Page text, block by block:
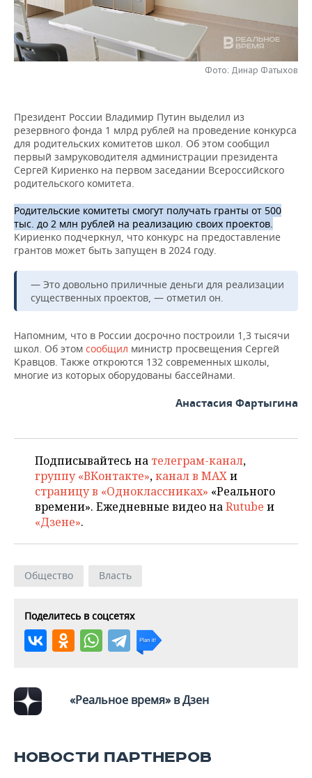
НЕФТЕХИМИЯ
НЕФТЬ
РОЗНИЧНАЯ ТОРГОВЛЯ
ТРАНСПОРТ
НОВОСТИ ТЕХНОЛОГИЙ
IT
ТЕЛЕКОММУНИКАЦИИ
МЕРОПРИЯТИЯ
НОВОСТИ МЕРОПРИЯТИЙ
БИЗНЕС-БРАНЧИ
ONLINE-КОНФЕРЕНЦИИ
ОТКРЫТАЯ ЛЕКЦИЯ
СПОРТ
ФУТБОЛ
ХОККЕЙ
БАСКЕТБОЛ
ВОЛЕЙБОЛ
КИБЕРСПОРТ
ФИГУРНОЕ КАТАНИЕ
ВОДНЫЕ ВИДЫ СПОРТА
ХОККЕЙ С МЯЧОМ
НОВОСТИ ОБЩЕСТВА
ВЛАСТЬ
ИНФРАСТРУКТУРА
ИСТОРИЯ
КУЛЬТУРА
МЕДИЦИНА
ОБРАЗОВАНИЕ
ПРОИСШЕСТВИЯ
ФОТОГАЛЕРЕЯ
СЮЖЕТЫ
СПРАВОЧНИК
СПИСОК ПЕРСОН
СПИСОК КОМПАНИЙ
ПОЛНАЯ ВЕРСИЯ
Фото: Динар Фатыхов
Президент России Владимир Путин выделил из
резервного фонда 1 млрд рублей на проведение конкурса
для родительских комитетов школ. Об этом сообщил
первый замруководителя администрации президента
Сергей Кириенко на первом заседании Всероссийского
родительского комитета.
Родительские комитеты смогут получать гранты от 500
тыс. до 2 млн рублей на реализацию своих проектов.
Кириенко подчеркнул, что конкурс на предоставление
грантов может быть запущен в 2024 году.
— Это довольно приличные деньги для реализации
существенных проектов, — отметил он.
Напомним, что в России досрочно построили 1,3 тысячи
школ. Об этом сообщил министр просвещения Сергей
Кравцов. Также откроются 132 современных школы,
многие из которых оборудованы бассейнами.
Анастасия Фартыгина
Подписывайтесь на телеграм-канал,
группу «ВКонтакте»,канал в MAXи
страницу в «Одноклассниках» «Реального
времени». Ежедневные видео наRutube и
«Дзене».
Общество Власть
Поделитесь в соцсетях
«Реальное время» в Дзен
НОВОСТИ ПАРТНЕРОВ